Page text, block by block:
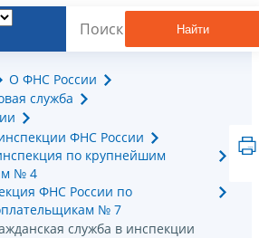
Найти
О ФНС России
служба
ФНС России
по крупнейшим
№ 4
ФНС России по
№ 7
служба в инспекции